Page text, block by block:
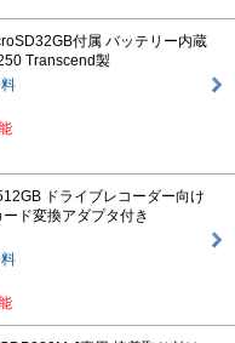
付属 バッテリー内蔵
Transcend製
ドライブレコーダー向け
ド変換アダプタ付き